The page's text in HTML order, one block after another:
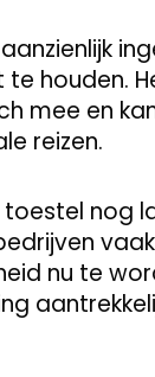
houden.
mee en
reizen.
nog
nu te